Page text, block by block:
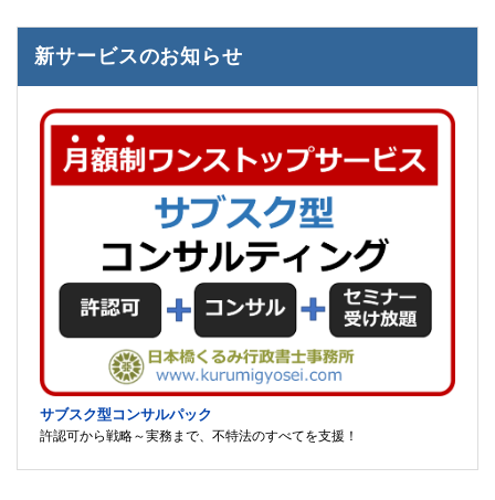
新サービスのお知らせ
サブスク型コンサルパック
許認可から戦略～実務まで、不特法のすべてを支援！